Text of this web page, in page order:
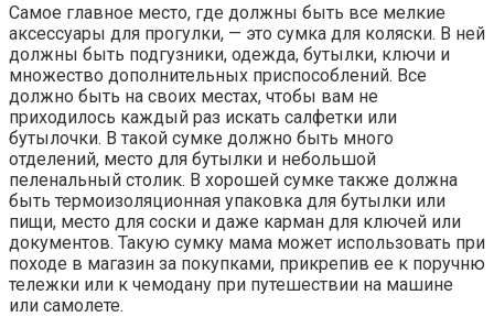
Самое главное место, где должны быть все мелкие
аксессуары для прогулки, — это сумка для коляски. В ней
должны быть подгузники, одежда, бутылки, ключи и
множество дополнительных приспособлений. Все
должно быть на своих местах, чтобы вам не
приходилось каждый раз искать салфетки или
бутылочки. В такой сумке должно быть много
отделений, место для бутылки и небольшой
пеленальный столик. В хорошей сумке также должна
быть термоизоляционная упаковка для бутылки или
пищи, место для соски и даже карман для ключей или
документов. Такую сумку мама может использовать при
походе в магазин за покупками, прикрепив ее к поручню
тележки или к чемодану при путешествии на машине
или самолете.